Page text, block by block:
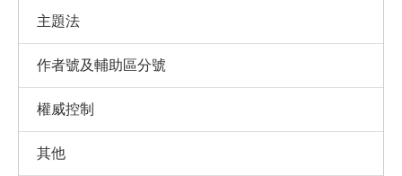
主題法
作者號及輔助區分號
權威控制
其他